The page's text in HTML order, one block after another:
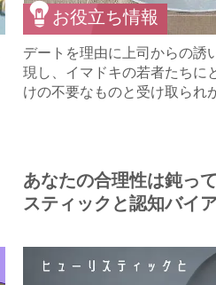
お役立ち情報
デートを理由に上司からの誘
現し、イマドキの若者たちに
けの不要なものと受け取られ
あなたの合理性は鈍っ
スティックと認知バイ